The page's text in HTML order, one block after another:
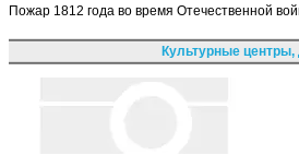
Пожар 1812 года во время Отечественной
Культурные центры,